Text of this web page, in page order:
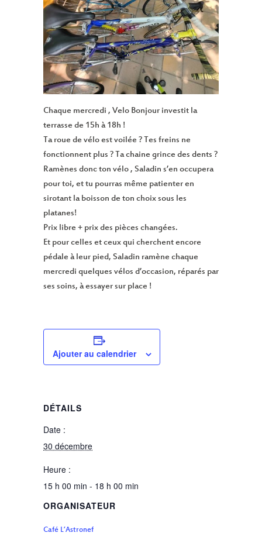
Chaque mercredi , Velo Bonjour investit la
terrasse de 15h à 18h !
Ta roue de vélo est voilée ? Tes freins ne
fonctionnent plus ? Ta chaine grince des dents ?
Ramènes donc ton vélo , Saladin s’en occupera
pour toi, et tu pourras même patienter en
sirotant la boisson de ton choix sous les
platanes!
Prix libre + prix des pièces changées.
Et pour celles et ceux qui cherchent encore
pédale à leur pied, Saladin ramène chaque
mercredi quelques vélos d’occasion, réparés par
ses soins, à essayer sur place !
Ajouter au calendrier
DÉTAILS
Date :
30 décembre
Heure :
15 h 00 min - 18 h 00 min
ORGANISATEUR
Café L’Astronef